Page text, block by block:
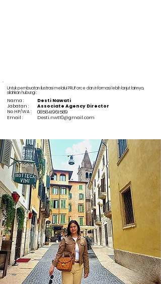
Untuk pembuatan ilustrasi melalui PRUForce dan informasi lebih lanjut lainnya,
silahkan hubungi :
Nama :
Desti Nawati
Jabatan :
Associate Agency Director
No HP/WA :
085841961589
Email :
Desti.nwt10@gmail.com